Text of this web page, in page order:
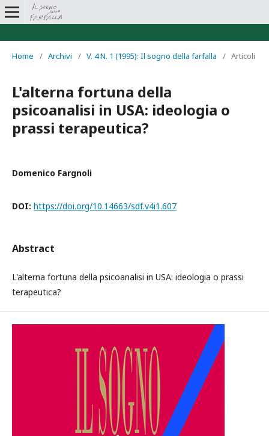
Home / Archivi / V. 4 N. 1 (1995): Il sogno della farfalla / Articoli
L'alterna fortuna della
psicoanalisi in USA: ideologia o
prassi terapeutica?
Domenico Fargnoli
DOI: https://doi.org/10.14663/sdf.v4i1.607
Abstract
L'alterna fortuna della psicoanalisi in USA: ideologia o prassi
terapeutica?